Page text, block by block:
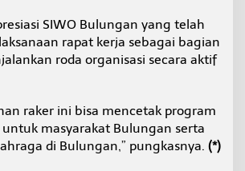
SIWO Bulungan yang telah
rapat kerja sebagai bagian
roda organisasi secara aktif
raker ini bisa mencetak program
untuk masyarakat Bulungan serta
di Bulungan,” pungkasnya. (*)